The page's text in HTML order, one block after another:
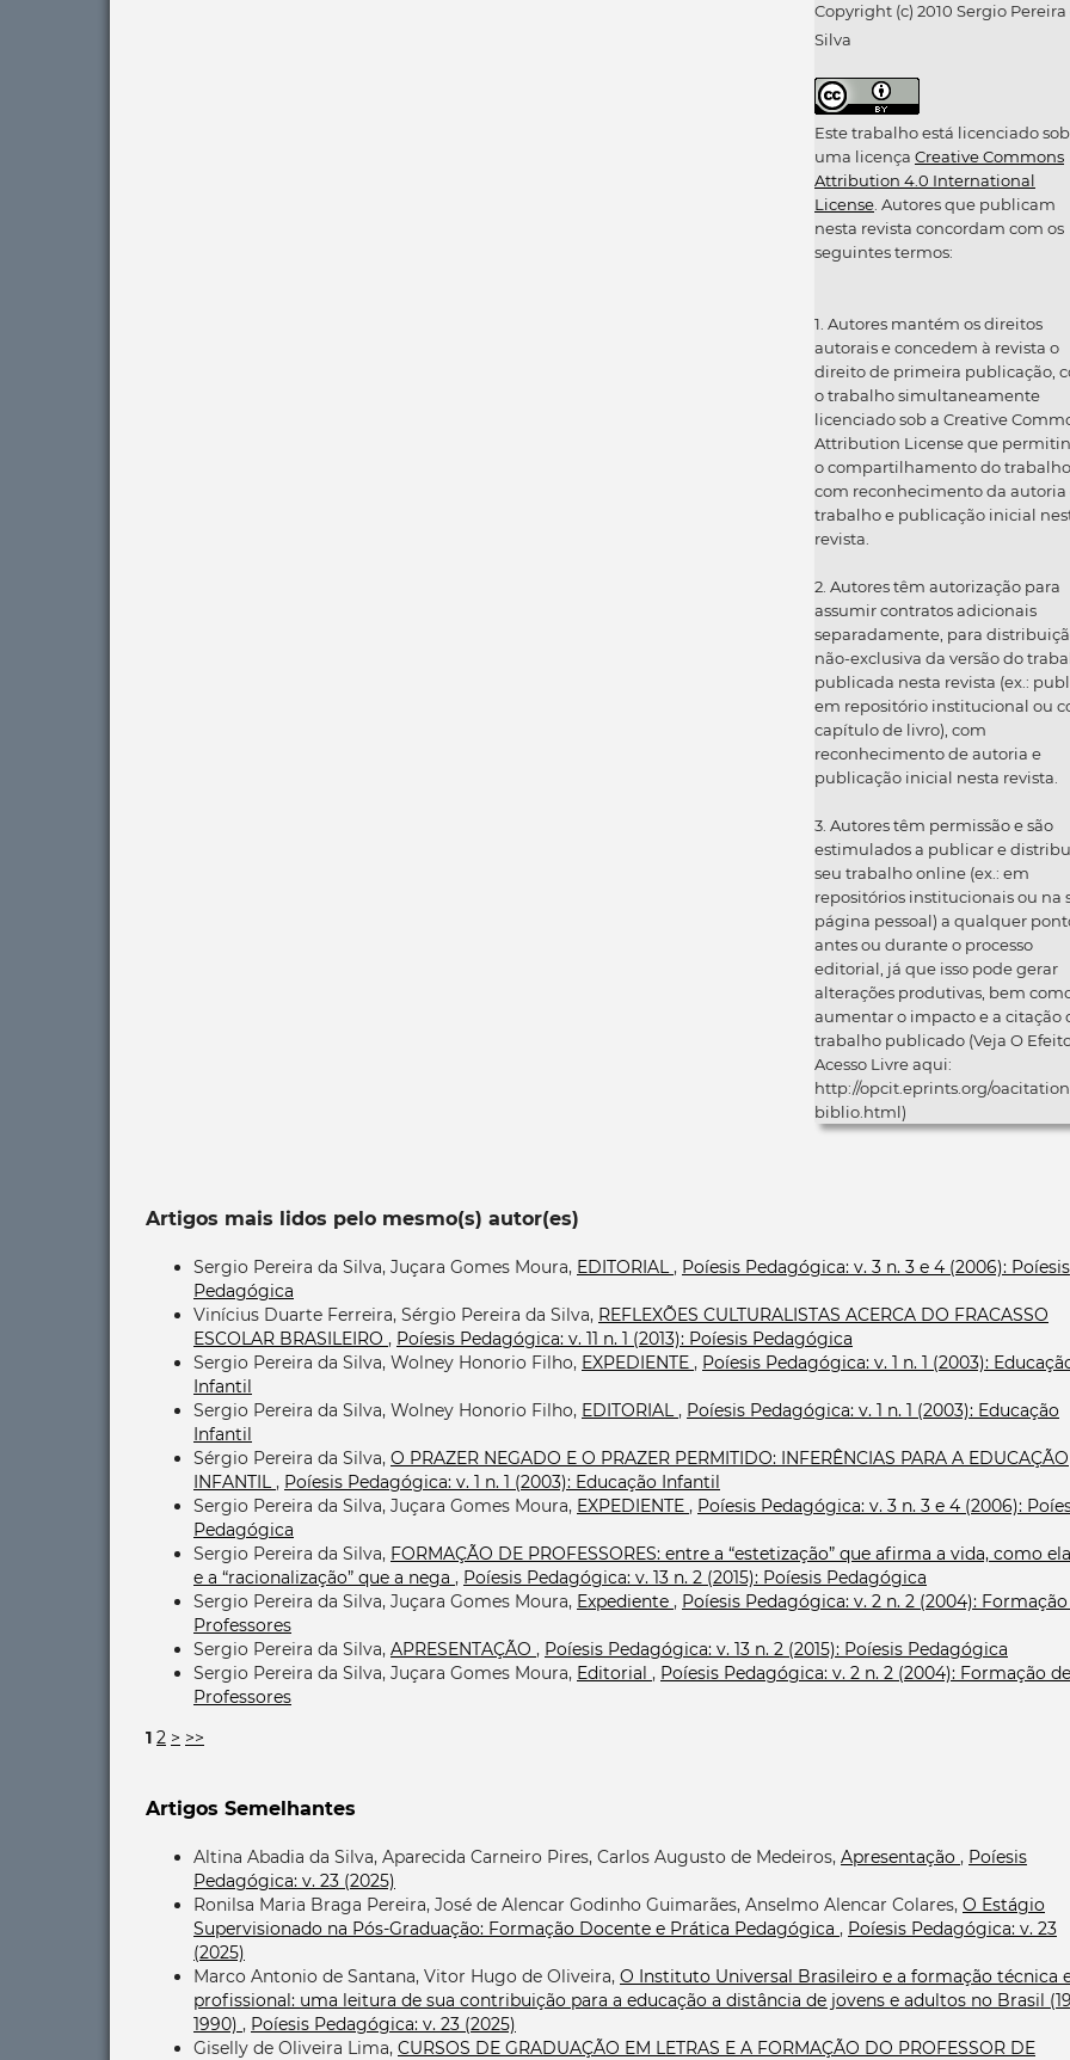
Copyright (c) 2010 Sergio Pereira
Silva
Este trabalho está licenciado sob
uma licença Creative Commons
Attribution 4.0 International
License. Autores que publicam
nesta revista concordam com os
seguintes termos:
1. Autores mantém os direitos
autorais e concedem à revista o
direito de primeira publicação,
o trabalho simultaneamente
licenciado sob a Creative
Attribution License que
o compartilhamento do trabalho
com reconhecimento da autoria
trabalho e publicação inicial
revista.
2. Autores têm autorização para
assumir contratos adicionais
separadamente, para
não-exclusiva da versão do
publicada nesta revista (ex.:
em repositório institucional ou
capítulo de livro), com
reconhecimento de autoria e
publicação inicial nesta revista.
3. Autores têm permissão e são
estimulados a publicar e
seu trabalho online (ex.: em
repositórios institucionais ou na
página pessoal) a qualquer
antes ou durante o processo
editorial, já que isso pode gerar
alterações produtivas, bem
aumentar o impacto e a citação
trabalho publicado (Veja O
Acesso Livre aqui:
http://opcit.eprints.org/
biblio.html)
Artigos mais lidos pelo mesmo(s) autor(es)
Sergio Pereira da Silva, Juçara Gomes Moura, EDITORIAL, Poíesis Pedagógica: v. 3 n. 3 e 4 (2006): Poíesis
Pedagógica
Vinícius Duarte Ferreira, Sérgio Pereira da Silva, REFLEXÕES CULTURALISTAS ACERCA DO FRACASSO
ESCOLAR BRASILEIRO , Poíesis Pedagógica: v. 11 n. 1 (2013): Poíesis Pedagógica
Sergio Pereira da Silva, Wolney Honorio Filho, EXPEDIENTE , Poíesis Pedagógica: v. 1 n. 1 (2003):
Infantil
Sergio Pereira da Silva, Wolney Honorio Filho, EDITORIAL, Poíesis Pedagógica: v. 1 n. 1 (2003): Educação
Infantil
Sérgio Pereira da Silva, O PRAZER NEGADO E O PRAZER PERMITIDO: INFERÊNCIAS PARA A EDUCAÇÃO
INFANTIL, Poíesis Pedagógica: v. 1 n. 1 (2003): Educação Infantil
Sergio Pereira da Silva, Juçara Gomes Moura, EXPEDIENTE , Poíesis Pedagógica: v. 3 n. 3 e 4 (2006):
Pedagógica
Sergio Pereira da Silva, FORMAÇÃO DE PROFESSORES: entre a “estetização” que afirma a vida, como
e a “racionalização” que a nega , Poíesis Pedagógica: v. 13 n. 2 (2015): Poíesis Pedagógica
Sergio Pereira da Silva, Juçara Gomes Moura, Expediente , Poíesis Pedagógica: v. 2 n. 2 (2004):
Professores
Sergio Pereira da Silva, APRESENTAÇÃO , Poíesis Pedagógica: v. 13 n. 2 (2015): Poíesis Pedagógica
Sergio Pereira da Silva, Juçara Gomes Moura, Editorial , Poíesis Pedagógica: v. 2 n. 2 (2004): Formação de
Professores
1 2 > >>
Artigos Semelhantes
Altina Abadia da Silva, Aparecida Carneiro Pires, Carlos Augusto de Medeiros, Apresentação , Poíesis
Pedagógica: v. 23 (2025)
Ronilsa Maria Braga Pereira, José de Alencar Godinho Guimarães, Anselmo Alencar Colares, O Estágio
Supervisionado na Pós-Graduação: Formação Docente e Prática Pedagógica , Poíesis Pedagógica: v. 23
(2025)
Marco Antonio de Santana, Vitor Hugo de Oliveira, O Instituto Universal Brasileiro e a formação técnica
profissional: uma leitura de sua contribuição para a educação a distância de jovens e adultos no Brasil
1990) , Poíesis Pedagógica: v. 23 (2025)
Giselly de Oliveira Lima, CURSOS DE GRADUAÇÃO EM LETRAS E A FORMAÇÃO DO PROFESSOR DE